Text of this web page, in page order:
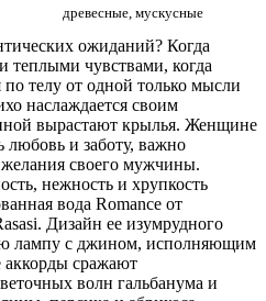
древесные, мускусные
ожиданий? Когда
теплыми чувствами, когда
по телу от одной только мысли
наслаждается своим
вырастают крылья. Женщине
любовь и заботу, важно
своего мужчины.
нежность и хрупкость
вода Romance от
Дизайн ее изумрудного
лампу с джином, исполняющим
аккорды сражают
волн гальбанума и